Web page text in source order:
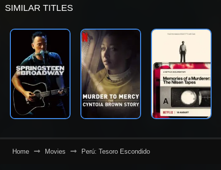
SIMILAR TITLES
Home Movies Perú: Tesoro Escondido